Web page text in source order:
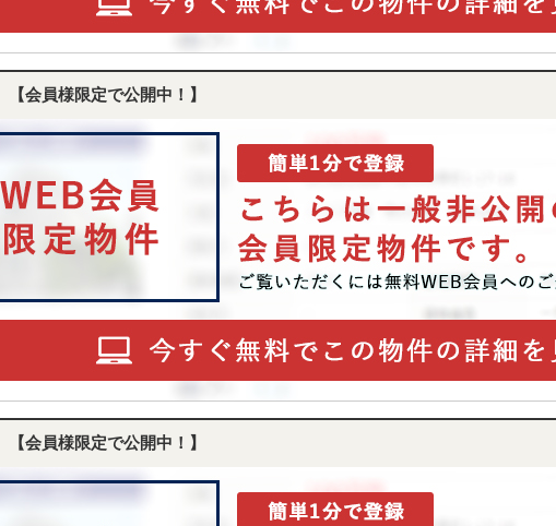
【会員様限定で公開中！】
【会員様限定で公開中！】